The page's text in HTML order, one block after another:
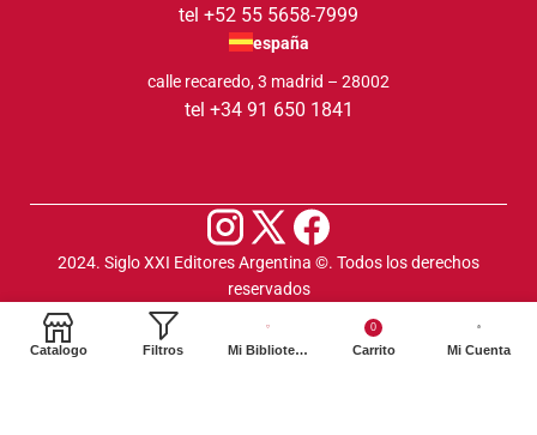
tel +52 55 5658-7999
españa
calle recaredo, 3 madrid – 28002
tel +34 91 650 1841
2024. Siglo XXI Editores Argentina ©️. Todos los derechos
reservados
Catalogo Filtros Mi Biblioteca
0
Carrito Mi Cuenta